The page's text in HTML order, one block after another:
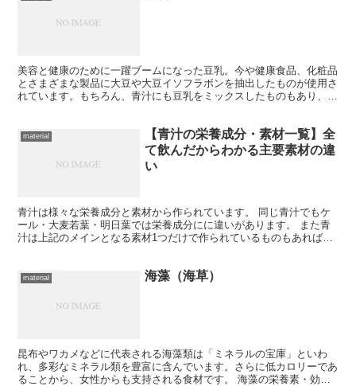
美容と健康のために一躍ブームになった豆乳。今や健康食品、化粧品
とさまざまな製品に大豆や大豆イソフラボンを抽出したものが使用さ
れています。もちろん、青汁にも豆乳をミックスしたものもあり、豆
material
【青汁の栄養成分・素材一覧】全
て飲んだからわかる主要素材の違
い
青汁は様々な栄養成分と素材から作られています。 同じ青汁でもケ
ール・大麦若葉・明日葉では栄養成分にに違いがあります。 また青
汁は上記のメインとなる素材1つだけで作られているものもあれば、
material 海藻（海草）
昆布やワカメなどに代表される海藻類は「ミネラルの宝庫」といわ
れ、多彩なミネラル類を豊富に含んでいます。さらに低カロリーであ
ることから、女性からも支持される食材です。 海藻の栄養素・効能